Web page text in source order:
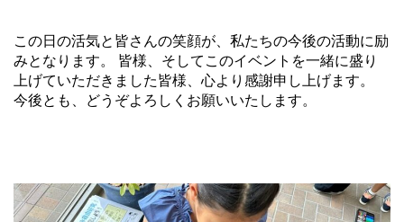
この日の活気と皆さんの笑顔が、私たちの今後の活動に励
みとなります。 皆様、そしてこのイベントを一緒に盛り
上げていただきました皆様、心より感謝申し上げます。
今後とも、どうぞよろしくお願いいたします。